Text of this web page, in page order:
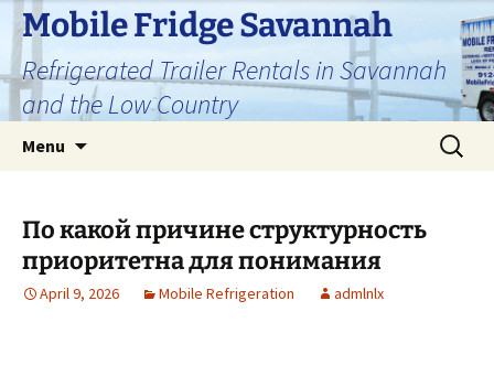
Skip
content
Mobile Fridge Savannah
Refrigerated Trailer Rentals in Savannah
and the Low Country
Menu
Search
for:
По какой причине структурность
приоритетна для понимания
April 9, 2026 Mobile Refrigeration admlnlx